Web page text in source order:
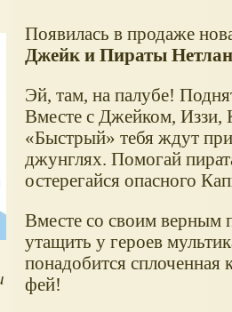
Появилась в продаже
Джейк и Пираты
Эй, там, на палубе!
Вместе с Джейком, Иззи,
Быстрый
тебя ждут
джунглях. Помогай
остерегайся опасного
Вместе со своим
утащить у героев
понадобится сплоченная
фей!